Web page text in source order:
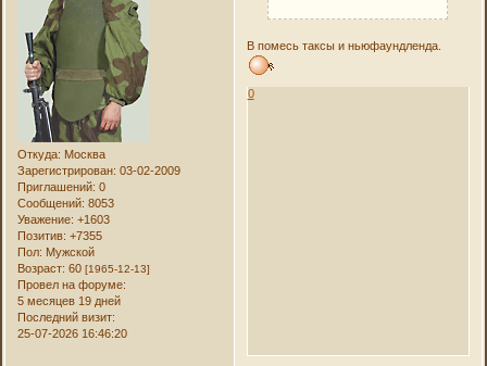
Откуда: Москва
Зарегистрирован: 03-02-2009
Приглашений: 0
Сообщений: 8053
Уважение: +1603
Позитив: +7355
Пол: Мужской
Возраст: 60[1965-12-13]
Провел на форуме:
5 месяцев 19 дней
Последний визит:
25-07-2026 16:46:20
В помесь таксы и ньюфаундленда.
0